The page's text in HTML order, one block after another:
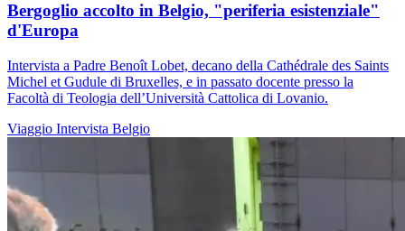
Bergoglio accolto in Belgio, "periferia esistenziale"
d'Europa
Intervista a Padre Benoît Lobet, decano della Cathédrale des Saints
Michel et Gudule di Bruxelles, e in passato docente presso la
Facoltà di Teologia dell’Università Cattolica di Lovanio.
Viaggio Intervista Belgio